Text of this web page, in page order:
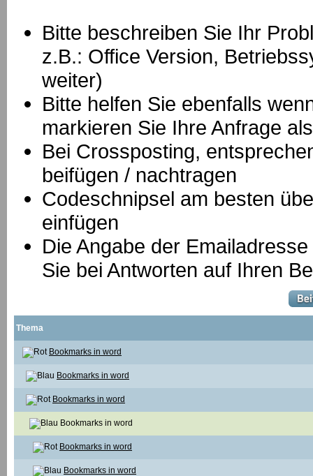
Bitte beschreiben Sie Ihr
z.B.: Office Version,
weiter)
Bitte helfen Sie ebenfalls
markieren Sie Ihre Anfrage
Bei Crossposting,
beifügen / nachtragen
Codeschnipsel am besten
einfügen
Die Angabe der
Sie bei Antworten auf Ihren
Thema
Bookmarks in word
Bookmarks in word
Bookmarks in word
Bookmarks in word
Bookmarks in word
Bookmarks in word